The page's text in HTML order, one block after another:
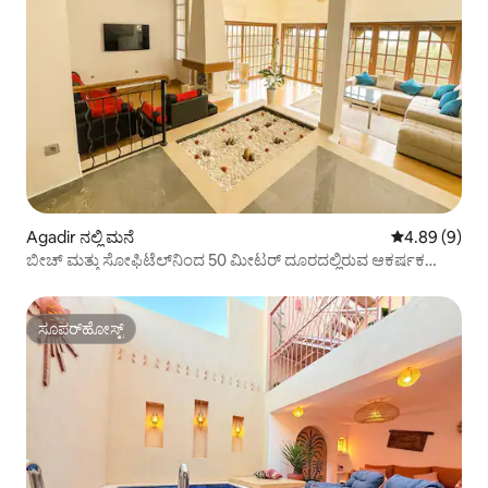
Agadir ನಲ್ಲಿ ಮನೆ 5 ರಲ್ಲಿ 4.89
4.89 (9)
ಬೀಚ್ ಮತ್ತು ಸೋಫಿಟೆಲ್‌ನಿಂದ 50 ಮೀಟರ್ ದೂರದಲ್ಲಿರುವ ಆಕರ್ಷಕ
ಸೂಪರ್‌ಹೋಸ್ಟ್
ಸೂಪರ್‌ಹೋಸ್ಟ್